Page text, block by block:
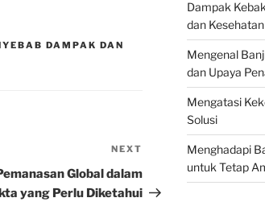
DAMPAK DAN
Post
NEXT
Global dalam
yang Perlu Diketahui
Dampak
dan
Mengenal
dan Upaya
Mengatasi
Solusi
Menghadapi
untuk Tetap